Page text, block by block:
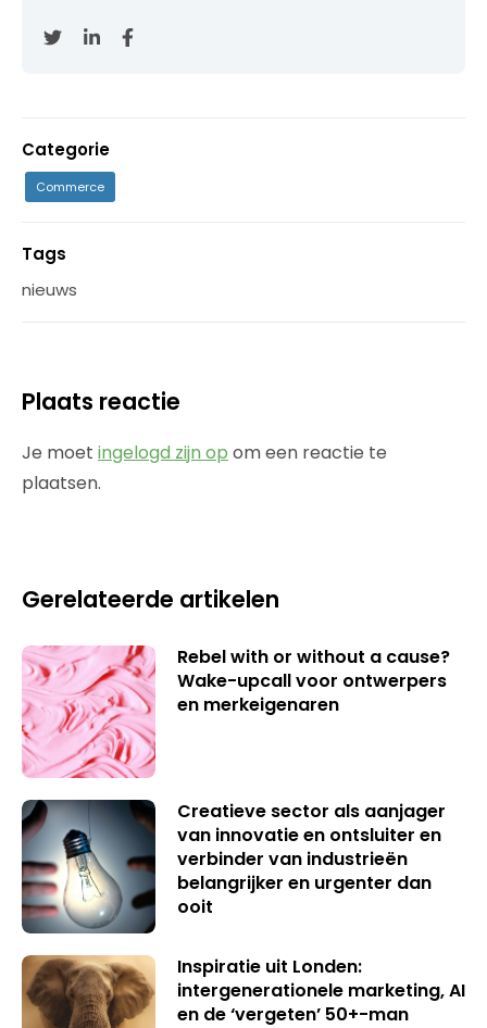
Categorie
Commerce
Tags
nieuws
Plaats reactie
Je moet ingelogd zijn op om een reactie te
plaatsen.
Gerelateerde artikelen
Rebel with or without a cause?
Wake-upcall voor ontwerpers
en merkeigenaren
Creatieve sector als aanjager
van innovatie en ontsluiter en
verbinder van industrieën
belangrijker en urgenter dan
ooit
Inspiratie uit Londen:
intergenerationele marketing, AI
en de ‘vergeten’ 50+-man